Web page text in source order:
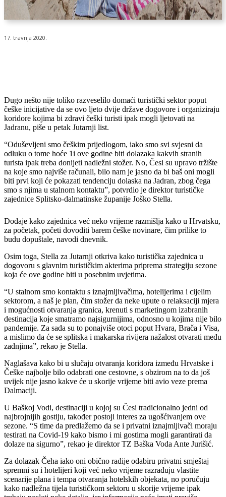
17. travnja 2020.
Dugo nešto nije toliko razveselilo domaći turistički sektor poput
češke inicijative da se ovo ljeto dvije države dogovore i organiziraju
koridore kojima bi zdravi češki turisti ipak mogli ljetovati na
Jadranu, piše u petak Jutarnji list.
“Oduševljeni smo češkim prijedlogom, iako smo svi svjesni da
odluku o tome hoće 1i ove godine biti dolazaka kakvih stranih
turista ipak treba donijeti nadležni stožer. No, Česi su upravo tržište
na koje smo najviše računali, bilo nam je jasno da bi baš oni mogli
biti prvi koji će pokazati tendenciju dolaska na Jadran, zbog čega
smo s njima u stalnom kontaktu”, potvrdio je direktor turističke
zajednice Splitsko-dalmatinske županije Joško Stella.
Dodaje kako zajednica već neko vrijeme razmišlja kako u Hrvatsku,
za početak, početi dovoditi barem češke novinare, čim prilike to
budu dopuštale, navodi dnevnik.
Osim toga, Stella za Jutarnji otkriva kako turistička zajednica u
dogovoru s glavnim turističkim akterima priprema strategiju sezone
koja će ove godine biti u posebnim uvjetima.
“U stalnom smo kontaktu s iznajmljivačima, hotelijerima i cijelim
sektorom, a naš je plan, čim stožer da neke upute o relaksaciji mjera
i mogućnosti otvaranja granica, krenuti s marketingom izabranih
destinacija koje smatramo najsigurnijima, odnosno u kojima nije bilo
pandemije. Za sada su to ponajviše otoci poput Hvara, Brača i Visa,
a mislimo da će se splitska i makarska rivijera nažalost otvarati među
zadnjima”, rekao je Stella.
Naglašava kako bi u slučaju otvaranja koridora između Hrvatske i
Češke najbolje bilo odabrati one cestovne, s obzirom na to da još
uvijek nije jasno kakve će u skorije vrijeme biti avio veze prema
Dalmaciji.
U Baškoj Vodi, destinaciji u kojoj su Česi tradicionalno jedni od
najbrojnijih gostiju, također postoji interes za ugošćivanjem ove
sezone. “S time da predlažemo da se i privatni iznajmljivači moraju
testirati na Covid-19 kako bismo i mi gostima mogli garantirati da
dolaze na sigurno”, rekao je direktor TZ Baška Voda Ante Jurišić.
Za dolazak Čeha iako oni obično radije odabiru privatni smještaj
spremni su i hotelijeri koji već neko vrijeme razrađuju vlastite
scenarije plana i tempa otvaranja hotelskih objekata, no poručuju
kako nadležna tijela turističkom sektoru u skorije vrijeme ipak